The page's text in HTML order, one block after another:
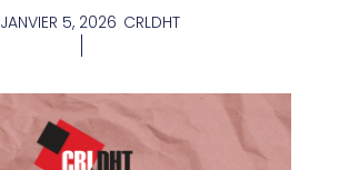
JANVIER 5, 2026 CRLDHT